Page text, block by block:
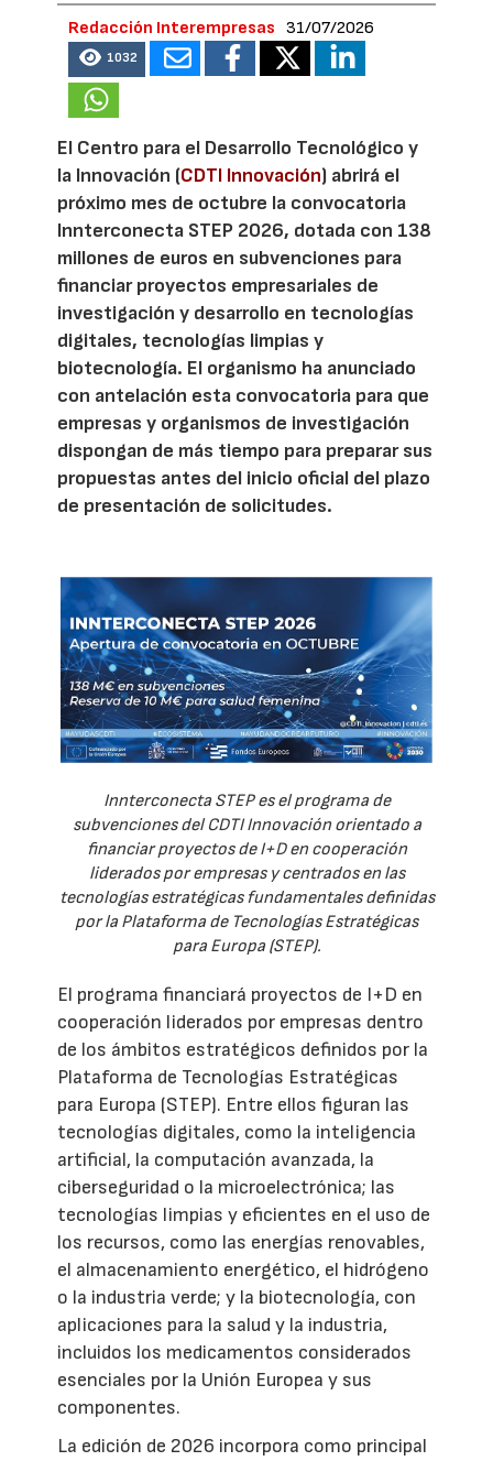
Redacción Interempresas 31/07/2026
1032
El Centro para el Desarrollo Tecnológico y
la Innovación (CDTI Innovación) abrirá el
próximo mes de octubre la convocatoria
Innterconecta STEP 2026, dotada con 138
millones de euros en subvenciones para
financiar proyectos empresariales de
investigación y desarrollo en tecnologías
digitales, tecnologías limpias y
biotecnología. El organismo ha anunciado
con antelación esta convocatoria para que
empresas y organismos de investigación
dispongan de más tiempo para preparar sus
propuestas antes del inicio oficial del plazo
de presentación de solicitudes.
Innterconecta STEP es el programa de
subvenciones del CDTI Innovación orientado a
financiar proyectos de I+D en cooperación
liderados por empresas y centrados en las
tecnologías estratégicas fundamentales definidas
por la Plataforma de Tecnologías Estratégicas
para Europa (STEP).
El programa financiará proyectos de I+D en
cooperación liderados por empresas dentro
de los ámbitos estratégicos definidos por la
Plataforma de Tecnologías Estratégicas
para Europa (STEP). Entre ellos figuran las
tecnologías digitales, como la inteligencia
artificial, la computación avanzada, la
ciberseguridad o la microelectrónica; las
tecnologías limpias y eficientes en el uso de
los recursos, como las energías renovables,
el almacenamiento energético, el hidrógeno
o la industria verde; y la biotecnología, con
aplicaciones para la salud y la industria,
incluidos los medicamentos considerados
esenciales por la Unión Europea y sus
componentes.
La edición de 2026 incorpora como principal